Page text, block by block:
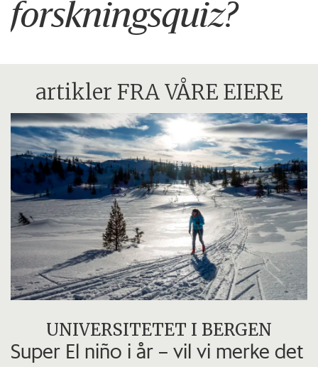
forskningsquiz?
artikler FRA VÅRE EIERE
UNIVERSITETET I BERGEN
Super El niño i år – vil vi merke det